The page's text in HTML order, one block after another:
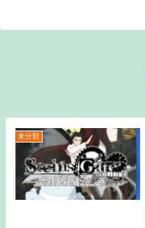
未分類